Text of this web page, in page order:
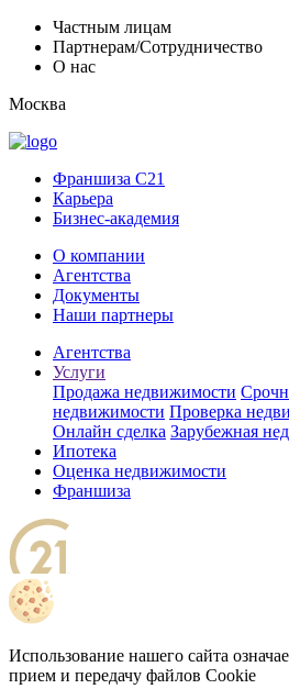
Частным лицам
Партнерам/Сотрудничество
О нас
Москва
Франшиза C21
Карьера
Бизнес-академия
О компании
Агентства
Документы
Наши партнеры
Агентства
Услуги
Продажа недвижимости
недвижимости Проверка
Онлайн сделка Зарубежная
Ипотека
Оценка недвижимости
Франшиза
Использование нашего сайта
прием и передачу файлов Cookie